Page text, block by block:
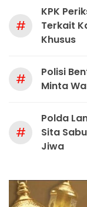
#
KPK
Terkait
Khusus
#
Polisi
Minta
#
Polda
Sita
Jiwa